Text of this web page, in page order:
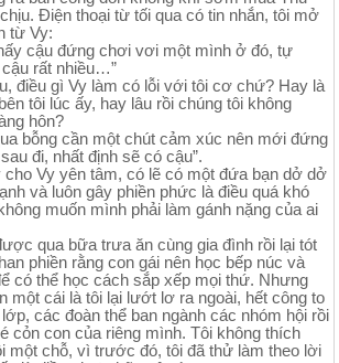
Điện thoại từ tối qua có tin nhắn, tôi mở
từ Vy:
cậu đứng chơi vơi một mình ở đó, tự
rất nhiều…”
điều gì Vy làm có lỗi với tôi cơ chứ? Hay là
tôi lúc ấy, hay lâu rồi chúng tôi không
hôn?
bỗng cần một chút cảm xúc nên mới đứng
đi, nhất định sẽ có cậu”.
cho Vy yên tâm, có lẽ có một đứa bạn dở dở
và luôn gây phiền phức là điều quá khó
muốn mình phải làm gánh nặng của ai
qua bữa trưa ăn cùng gia đình rồi lại tót
phiền rằng con gái nên học bếp núc và
có thể học cách sắp xếp mọi thứ. Nhưng
một cái là tôi lại lướt lơ ra ngoài, hết công to
các đoàn thể ban ngành các nhóm hội rồi
cỏn con của riêng mình. Tôi không thích
một chỗ, vì trước đó, tôi đã thử làm theo lời